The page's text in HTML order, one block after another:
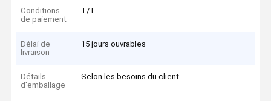
Conditions
de paiement
T/T
Délai de
livraison
15 jours ouvrables
Détails
d'emballage
Selon les besoins du client